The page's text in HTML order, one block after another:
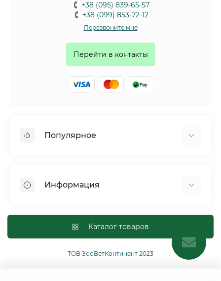
+38 (095) 839-65-57
+38 (099) 853-72-12
Перезвоните мне
Перейти в контакты
Популярное
Птицы
Рептилии
Сельскохозяйственные животные и птицы
Информация
Оплата и доставка
Политика конфиденциальности
Условия соглашения
Каталог товаров
ТОВ ЗооВетКонтинент 2023